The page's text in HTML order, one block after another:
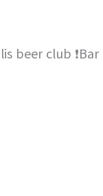
beer club ❗Bar